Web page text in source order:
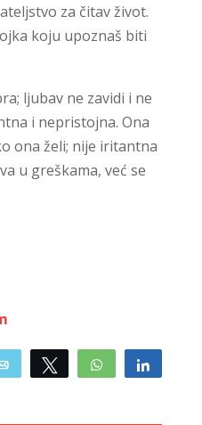
za čitav život.
koju upoznaš biti
ljubav ne zavidi i ne
i nepristojna. Ona
ona želi; nije iritantna
u greškama, već se
Email Tweet WhatsApp